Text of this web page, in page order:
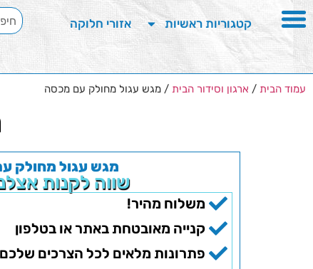
קטגוריות ראשיות אזורי חלוקה
עמוד הבית / ארגון וסידור הבית / מגש עגול מחולק עם מכסה
מגש עגול מחולק
שווה לקנות
משלוח מהיר!
קנייה מאובטחת באתר או בטלפון
פתרונות מלאים לכל הצרכים שלכם